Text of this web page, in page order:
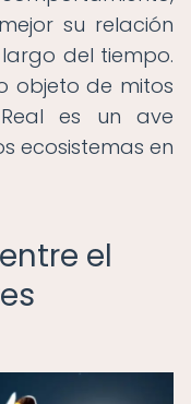
su relación
del tiempo.
objeto de mitos
es un ave
ecosistemas en
el